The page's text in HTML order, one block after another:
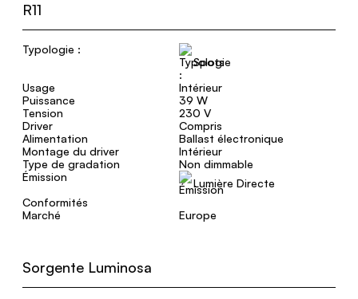
R11
Typologie :
Spots
Usage
Intérieur
Puissance
39 W
Tension
230 V
Driver
Compris
Alimentation
Ballast électronique
Montage du driver
Intérieur
Type de gradation
Non dimmable
Émission
Lumière Directe
Conformités
Marché
Europe
Sorgente Luminosa